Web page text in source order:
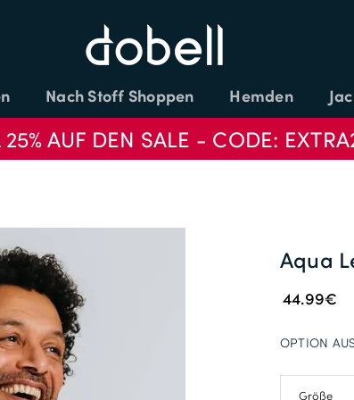
Nach Stoff Shoppen Hemden
25% AUF DEN SALE - CODE:
44.99€
Aqua
OPTION